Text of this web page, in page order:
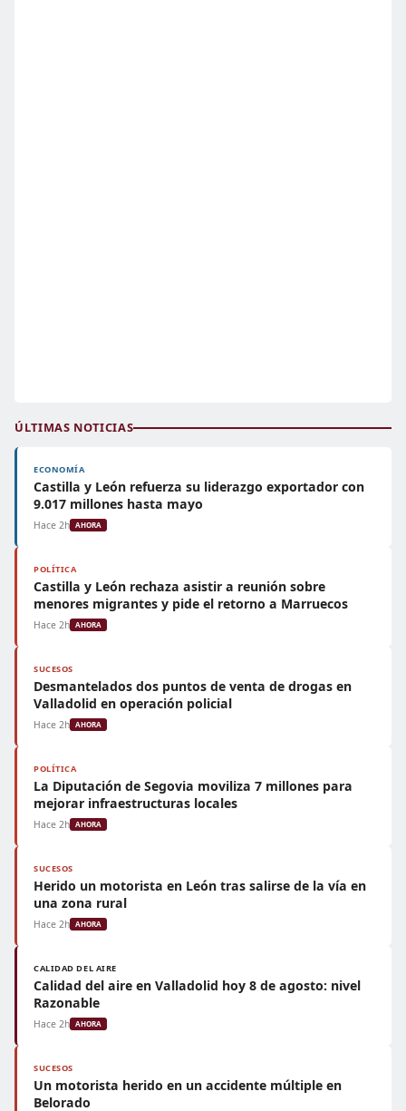
ÚLTIMAS NOTICIAS
ECONOMÍA
Castilla y León refuerza su liderazgo exportador con
9.017 millones hasta mayo
Hace 2h AHORA
POLÍTICA
Castilla y León rechaza asistir a reunión sobre
menores migrantes y pide el retorno a Marruecos
Hace 2h AHORA
SUCESOS
Desmantelados dos puntos de venta de drogas en
Valladolid en operación policial
Hace 2h AHORA
POLÍTICA
La Diputación de Segovia moviliza 7 millones para
mejorar infraestructuras locales
Hace 2h AHORA
SUCESOS
Herido un motorista en León tras salirse de la vía en
una zona rural
Hace 2h AHORA
CALIDAD DEL AIRE
Calidad del aire en Valladolid hoy 8 de agosto: nivel
Razonable
Hace 2h AHORA
SUCESOS
Un motorista herido en un accidente múltiple en
Belorado